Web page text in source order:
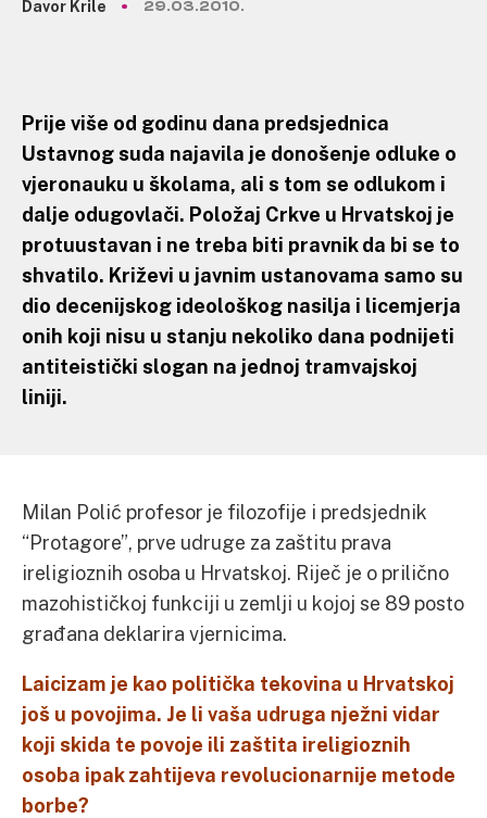
Davor Krile 29.03.2010.
Prije više od godinu dana predsjednica
Ustavnog suda najavila je donošenje odluke o
vjeronauku u školama, ali s tom se odlukom i
dalje odugovlači. Položaj Crkve u Hrvatskoj je
protuustavan i ne treba biti pravnik da bi se to
shvatilo. Križevi u javnim ustanovama samo su
dio decenijskog ideološkog nasilja i licemjerja
onih koji nisu u stanju nekoliko dana podnijeti
antiteistički slogan na jednoj tramvajskoj
liniji.
Milan Polić profesor je filozofije i predsjednik
“Protagore”, prve udruge za zaštitu prava
ireligioznih osoba u Hrvatskoj. Riječ je o prilično
mazohističkoj funkciji u zemlji u kojoj se 89 posto
građana deklarira vjernicima.
Laicizam je kao politička tekovina u Hrvatskoj
još u povojima. Je li vaša udruga nježni vidar
koji skida te povoje ili zaštita ireligioznih
osoba ipak zahtijeva revolucionarnije metode
borbe?